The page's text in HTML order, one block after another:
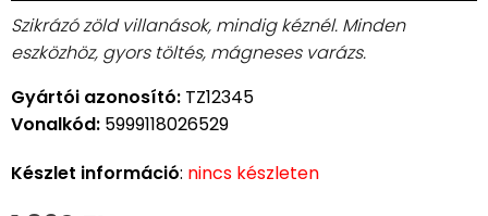
Szikrázó zöld villanások, mindig kéznél. Minden
eszközhöz, gyors töltés, mágneses varázs.
Gyártói azonosító: TZ12345
Vonalkód: 5999118026529
Készlet információ: nincs készleten